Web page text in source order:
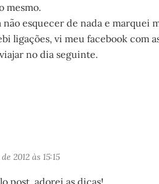
mesmo.
esquecer de nada e marquei
ligações, vi meu facebook com
no dia seguinte.
2012 às 15:15
post, adorei as dicas!